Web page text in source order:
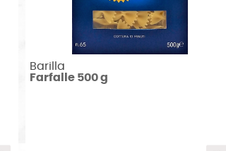
Barilla
Farfalle 500 g